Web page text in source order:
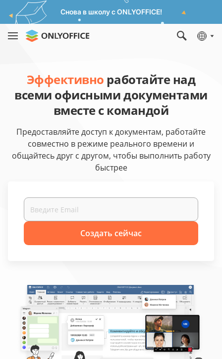
Снова в школу с ONLYOFFICE!
Эффективно работайте над
всеми офисными документами
вместе с командой
Предоставляйте доступ к документам, работайте
совместно в режиме реального времени и
общайтесь друг с другом, чтобы выполнить работу
быстрее
Создать сейчас